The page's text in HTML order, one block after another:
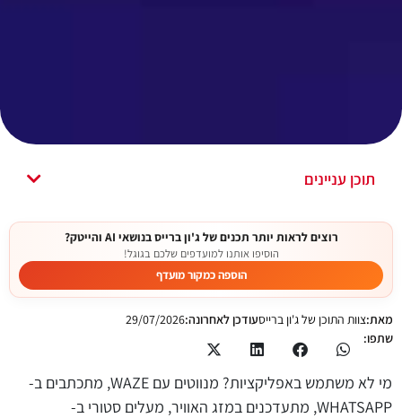
תוכן עניינים
רוצים לראות יותר תכנים של ג'ון ברייס בנושאי AI והייטק?
הוסיפו אותנו למועדפים שלכם בגוגל!
הוספה כמקור מועדף
מאת:צוות התוכן של ג'ון ברייסעודכן לאחרונה:29/07/2026
שתפו:
מי לא משתמש באפליקציות? מנווטים עם WAZE, מתכתבים ב-
WHATSAPP, מתעדכנים במזג האוויר, מעלים סטורי ב-